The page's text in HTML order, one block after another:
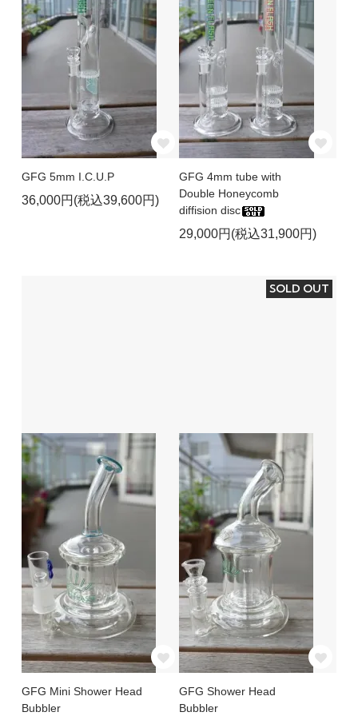
GFG 5mm I.C.U.P
36,000円(税込39,600円)
GFG 4mm tube with
Double Honeycomb
diffision disc
29,000円(税込31,900円)
GFG Mini Shower Head
Bubbler
SOLD OUT
GFG Shower Head
Bubbler